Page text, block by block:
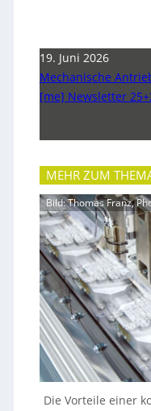
19. Juni 2026
Mechanische
[me] Newsletter
MEHR ZUM
Bild: Thomas Franz,
Die Vorteile einer